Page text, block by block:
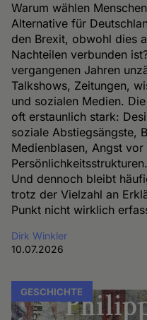
Warum wählen
Alternative für
den Brexit, obwohl dies
Nachteilen verbunden
vergangenen Jahren
Talkshows, Zeitungen,
und sozialen Medien.
oft erstaunlich stark:
soziale Abstiegsängste,
Medienblasen, Angst
Und dennoch bleibt
trotz der Vielzahl an
Punkt nicht wirklich
Dirk Winkler
10.07.2026
GESCHICHTE